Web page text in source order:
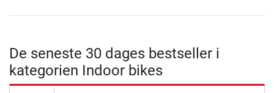
De seneste 30 dages bestseller i
kategorien Indoor bikes